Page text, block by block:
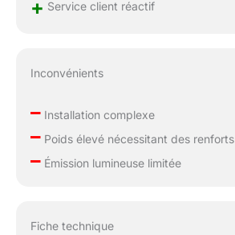
+ Service client réactif
Inconvénients
–Installation complexe
–Poids élevé nécessitant des renforts
–Émission lumineuse limitée
Fiche technique